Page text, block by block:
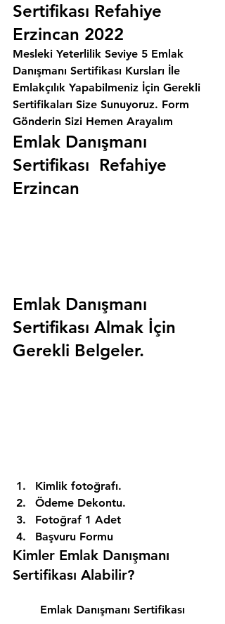
Sertifikası Refahiye
Erzincan 2022
Mesleki Yeterlilik Seviye 5 Emlak
Danışmanı Sertifikası Kursları İle
Emlakçılık Yapabilmeniz İçin Gerekli
Sertifikaları Size Sunuyoruz. Form
Gönderin Sizi Hemen Arayalım
Emlak Danışmanı
Sertifikası  Refahiye
Erzincan
Emlak Danışmanı
Sertifikası Almak İçin
Gerekli Belgeler.
Kimlik fotoğrafı.
Ödeme Dekontu.
Fotoğraf 1 Adet
Başvuru Formu
Kimler Emlak Danışmanı
Sertifikası Alabilir?
Emlak Danışmanı Sertifikası